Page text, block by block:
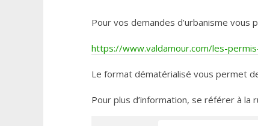
Pour vos demandes d’urbanisme vous
https://www.valdamour.com/les-
Le format dématérialisé vous permet
Pour plus d’information, se référer à